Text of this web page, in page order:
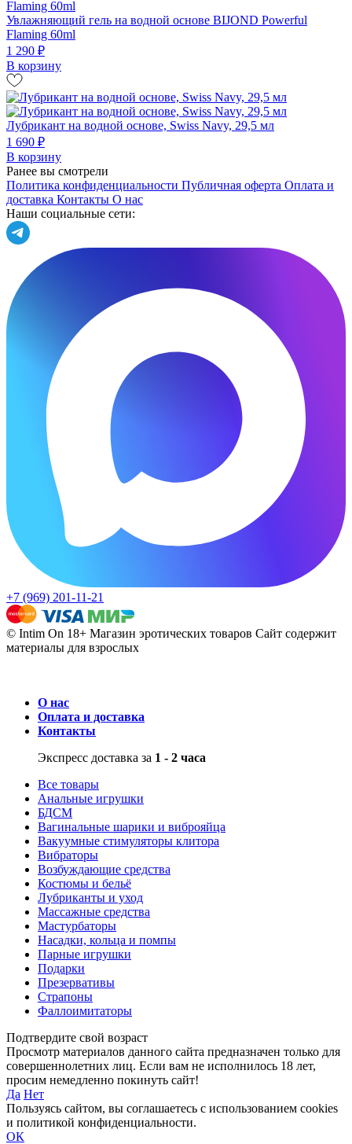
Увлажняющий гель на водной основе BIJOND Powerful
Flaming 60ml
1 290 ₽
В корзину
Лубрикант на водной основе, Swiss Navy, 29,5 мл
1 690 ₽
В корзину
Ранее вы смотрели
Политика конфиденциальности Публичная оферта Оплата и
доставка Контакты О нас
Наши социальные сети:
+7 (969) 201-11-21
© Intim On 18+ Магазин эротических товаров Сайт содержит
материалы для взрослых
О нас
Оплата и доставка
Контакты
Экспресс доставка за 1 - 2 часа
Все товары
Анальные игрушки
БДСМ
Вагинальные шарики и виброяйца
Вакуумные стимуляторы клитора
Вибраторы
Возбуждающие средства
Костюмы и бельё
Лубриканты и уход
Массажные средства
Мастурбаторы
Насадки, кольца и помпы
Парные игрушки
Подарки
Презервативы
Страпоны
Фаллоимитаторы
Подтвердите свой возраст
Просмотр материалов данного сайта предназначен только для
совершеннолетних лиц. Если вам не исполнилось 18 лет,
просим немедленно покинуть сайт!
Да Нет
Пользуясь сайтом, вы соглашаетесь с использованием cookies
и политикой конфиденциальности.
ОК